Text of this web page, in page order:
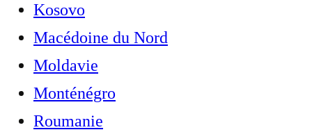
Kosovo
Macédoine du Nord
Moldavie
Monténégro
Roumanie